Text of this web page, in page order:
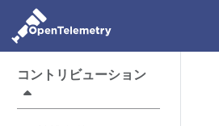
コントリビューション